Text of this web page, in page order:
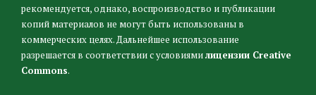
рекомендуется, однако, воспроизводство и публикации
копий материалов не могут быть использованы в
коммерческих целях. Дальнейшее использование
разрешается в соответствии с условиямилицензии Creative
Commons.